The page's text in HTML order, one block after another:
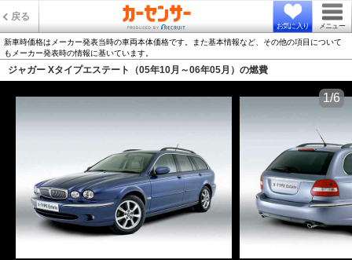
戻る
お気に入り メニュー
新車時価格はメーカー発表当時の車両本体価格です。また基本情報など、その他の項目について
もメーカー発表時の情報に基いています。
ジャガー Xタイプエステート（05年10月～06年05月）の燃費
1/6